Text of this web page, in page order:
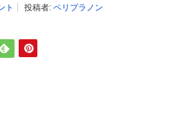
ト 投稿者: ペリプラノン